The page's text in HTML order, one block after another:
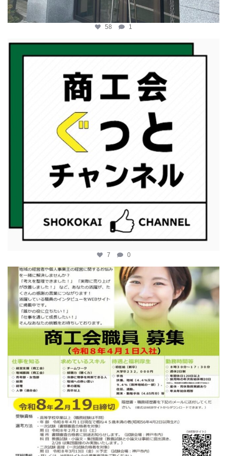
58 1
katosci
2月 19
7 0
katosci
2月 12